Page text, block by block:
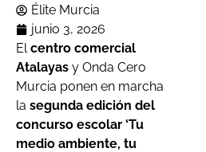
Élite Murcia
junio 3, 2026
Elcentro comercial
Atalayas y Onda Cero
Murcia ponen en marcha
la segunda edición del
concurso escolar ‘Tu
medio ambiente, tu